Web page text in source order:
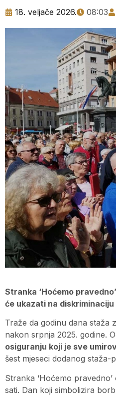
18. veljače 2026. 08:03
Stranka ‘Hoćemo
će ukazati na
Traže da godinu dana staža
nakon srpnja 2025. godine.
osiguranju koji je sve
šest mjeseci dodanog staža-
Stranka ‘Hoćemo
sati. Dan koji simbolizira